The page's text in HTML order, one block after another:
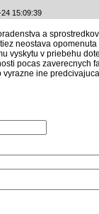
15:09:39
a
neostava
vyskytu v priebehu
pocas zaverecnych
ine